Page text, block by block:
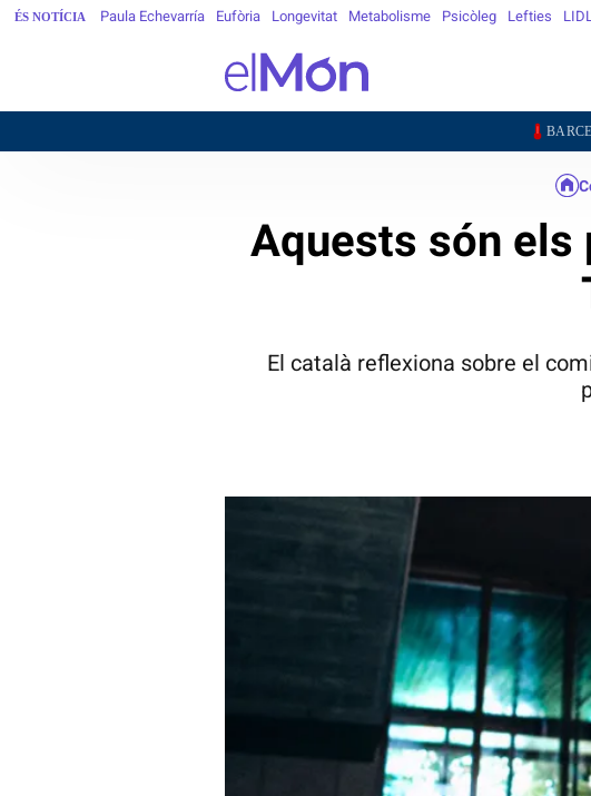
ÉS NOTÍCIA Paula Echevarría Eufòria Longevitat Metabolisme Psicòleg Lefties
30,0°
Aquests són els
El català reflexiona sobre el